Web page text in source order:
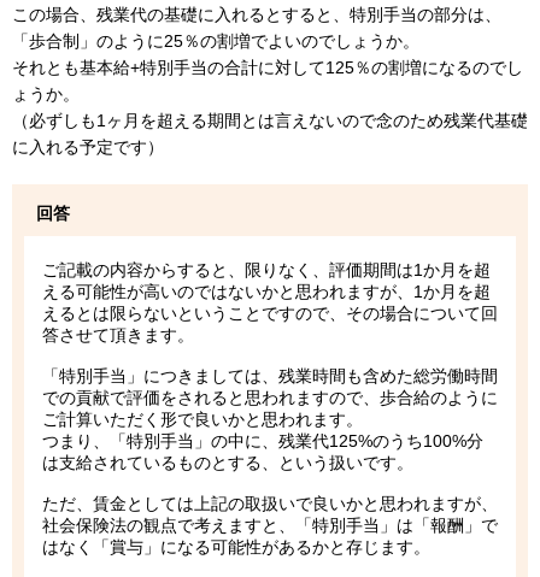
この場合、残業代の基礎に入れるとすると、特別手当の部分は、
「歩合制」のように25％の割増でよいのでしょうか。
それとも基本給+特別手当の合計に対して125％の割増になるのでし
ょうか。
（必ずしも1ヶ月を超える期間とは言えないので念のため残業代基礎
に入れる予定です）
回答
ご記載の内容からすると、限りなく、評価期間は1か月を超
える可能性が高いのではないかと思われますが、1か月を超
えるとは限らないということですので、その場合について回
答させて頂きます。
「特別手当」につきましては、残業時間も含めた総労働時間
での貢献で評価をされると思われますので、歩合給のように
ご計算いただく形で良いかと思われます。
つまり、「特別手当」の中に、残業代125%のうち100%分
は支給されているものとする、という扱いです。
ただ、賃金としては上記の取扱いで良いかと思われますが、
社会保険法の観点で考えますと、「特別手当」は「報酬」で
はなく「賞与」になる可能性があるかと存じます。